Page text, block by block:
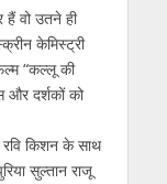
वो उतने ही
केमिस्ट्री
“कल्लू की
और दर्शकों को
रवि किशन के साथ
सुल्तान राजू